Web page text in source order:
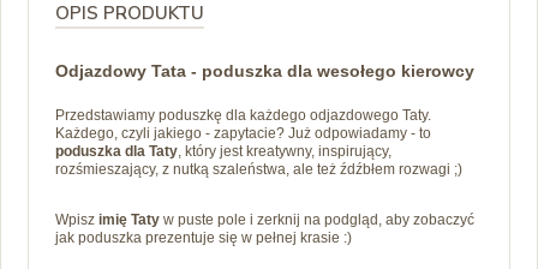
OPIS PRODUKTU
Odjazdowy Tata - poduszka dla wesołego kierowcy
Przedstawiamy poduszkę dla każdego odjazdowego Taty.
Każdego, czyli jakiego - zapytacie? Już odpowiadamy - to
poduszka dla Taty, który jest kreatywny, inspirujący,
rozśmieszający, z nutką szaleństwa, ale też źdźbłem rozwagi ;)
Wpisz imię Taty w puste pole i zerknij na podgląd, aby zobaczyć
jak poduszka prezentuje się w pełnej krasie :)